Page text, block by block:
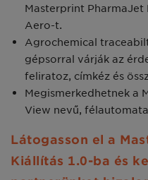
Masterprint PharmaJet
Aero-t.
Agrochemical
gépsorral várják az
feliratoz, címkéz és
Megismerkedhetnek a
View nevű,
Látogasson el a
Kiállítás 1.0-ba és